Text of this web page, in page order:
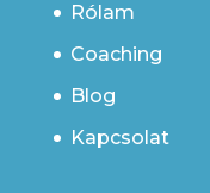
Rólam
Coaching
Blog
Kapcsolat